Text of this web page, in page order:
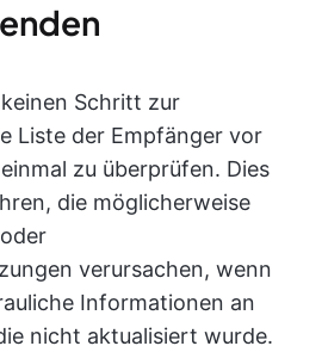
Schritt zur
Liste der Empfänger vor
zu überprüfen. Dies
die möglicherweise
verursachen, wenn
Informationen an
nicht aktualisiert wurde.